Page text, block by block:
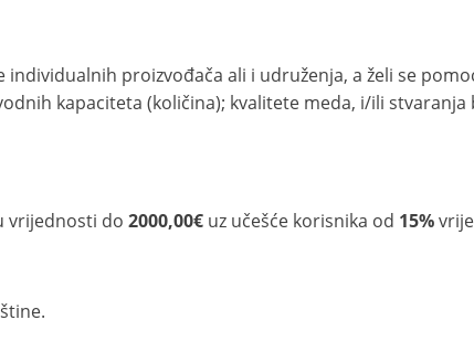
proizvođača ali i udruženja, a želi se
kapaciteta (količina); kvalitete meda, i/ili
vrijednosti do 2000,00€ uz učešće korisnika od 15%